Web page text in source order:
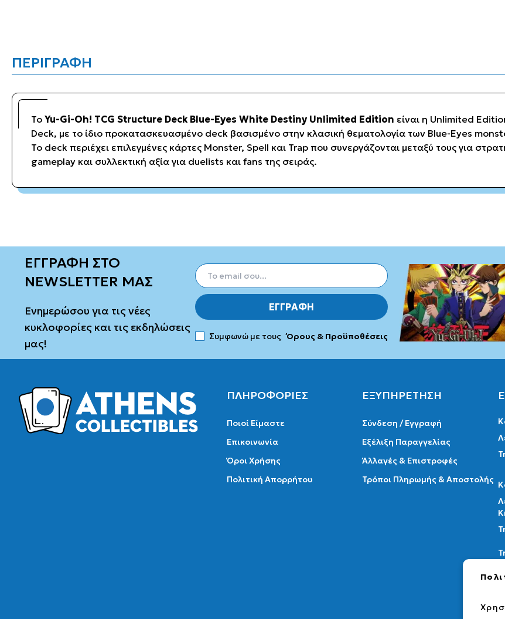
ΠΕΡΙΓΡΑΦΗ
Το Yu-Gi-Oh! TCG Structure Deck Blue-Eyes White Destiny Unlimited Edition είναι η Unlimited
Deck, με το ίδιο προκατασκευασμένο deck βασισμένο στην κλασική θεματολογία των Blue-Eyes
Το deck περιέχει επιλεγμένες κάρτες Monster, Spell και Trap που συνεργάζονται μεταξύ τους για
gameplay και συλλεκτική αξία για duelists και fans της σειράς.
ΕΓΓΡΑΦΗ ΣΤΟ
NEWSLETTER ΜΑΣ
Ενημερώσου για τις νέες
κυκλοφορίες και τις εκδηλώσεις
μας!
ΕΓΓΡΑΦΗ
Συμφωνώ με τους Όρους & Προϋποθέσεις
ΠΛΗΡΟΦΟΡΙΕΣ
Ποιοί Είμαστε
Επικοινωνία
Όροι Χρήσης
Πολιτική Απορρήτου
ΕΞΥΠΗΡΕΤΗΣΗ
Σύνδεση / Εγγραφή
Εξέλιξη Παραγγελίας
Άλλαγές & Επιστροφές
Τρόποι Πληρωμής & Αποστολής